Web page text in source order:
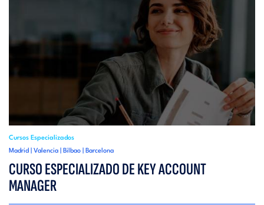
Cursos Especializados
Madrid | Valencia | Bilbao | Barcelona
CURSO ESPECIALIZADO DE KEY ACCOUNT
MANAGER